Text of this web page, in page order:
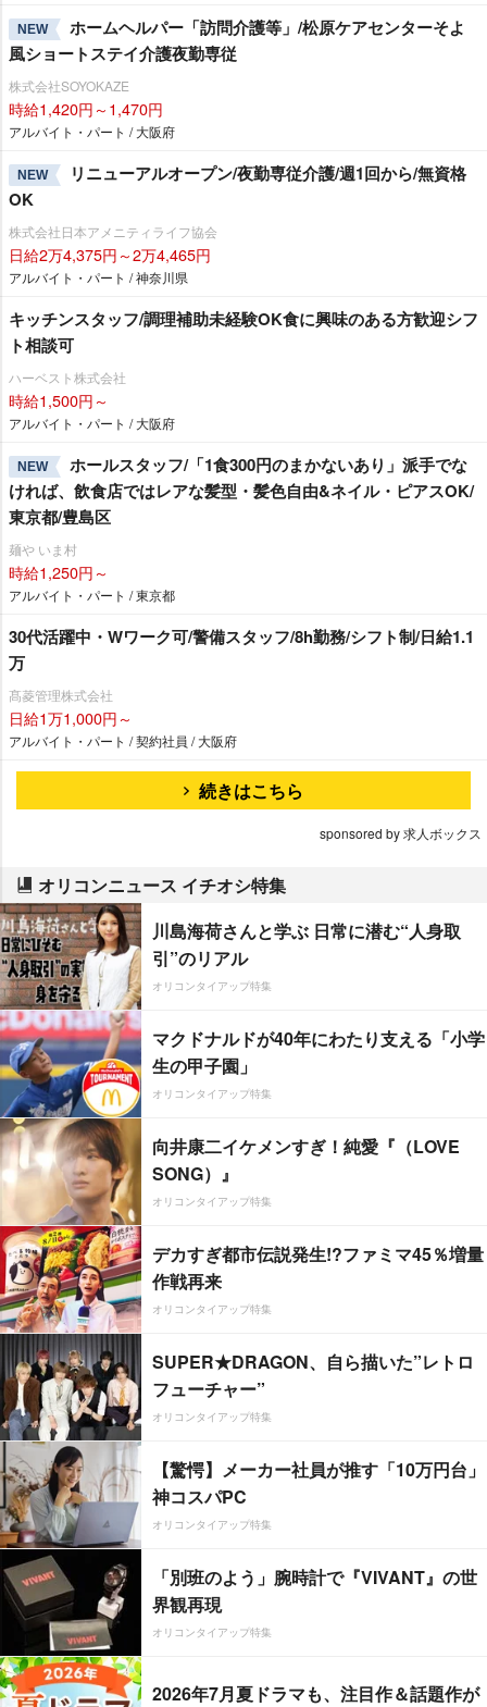
NEW
ホームヘルパー「訪問介護等」/松原ケアセンターそよ
風ショートステイ介護夜勤専従
株式会社SOYOKAZE
時給1,420円～1,470円
アルバイト・パート / 大阪府
NEW
リニューアルオープン/夜勤専従介護/週1回から/無資格
OK
株式会社日本アメニティライフ協会
日給2万4,375円～2万4,465円
アルバイト・パート / 神奈川県
キッチンスタッフ/調理補助未経験OK食に興味のある方歓迎シフ
ト相談可
ハーベスト株式会社
時給1,500円～
アルバイト・パート / 大阪府
NEW
ホールスタッフ/「1食300円のまかないあり」派手でな
ければ、飲食店ではレアな髪型・髪色自由&ネイル・ピアスOK/
東京都/豊島区
麺や いま村
時給1,250円～
アルバイト・パート / 東京都
30代活躍中・Wワーク可/警備スタッフ/8h勤務/シフト制/日給1.1
万
髙菱管理株式会社
日給1万1,000円～
アルバイト・パート / 契約社員 / 大阪府
続きはこちら
sponsored by 求人ボックス
オリコンニュース イチオシ特集
川島海荷さんと学ぶ 日常に潜む“人身取
引”のリアル
オリコンタイアップ特集
マクドナルドが40年にわたり支える「小学
生の甲子園」
オリコンタイアップ特集
向井康二イケメンすぎ！純愛『（LOVE
SONG）』
オリコンタイアップ特集
デカすぎ都市伝説発生!?ファミマ45％増量
作戦再来
オリコンタイアップ特集
SUPER★DRAGON、自ら描いた”レトロ
フューチャー”
オリコンタイアップ特集
【驚愕】メーカー社員が推す「10万円台」
神コスパPC
オリコンタイアップ特集
「別班のよう」腕時計で『VIVANT』の世
界観再現
オリコンタイアップ特集
2026年7月夏ドラマも、注目作＆話題作が